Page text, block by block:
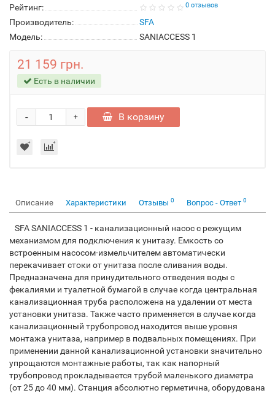
Рейтинг: 0 отзывов
Производитель:
SFA
Модель:
SANIACCESS 1
21 159 грн.
Есть в наличии
+
- В корзину
Описание Характеристики Отзывы 0 Вопрос - Ответ 0
SFA SANIACCESS 1 - канализационный насос с режущим
механизмом для подключения к унитазу. Емкость со
встроенным насосом-измельчителем автоматически
перекачивает стоки от унитаза после сливания воды.
Предназначена для принудительного отведения воды с
фекалиями и туалетной бумагой в случае когда центральная
канализационная труба расположена на удалении от места
установки унитаза. Также часто применяется в случае когда
канализационный трубопровод находится выше уровня
монтажа унитаза, например в подвальных помещениях. При
применении данной канализационной установки значительно
упрощаются монтажные работы, так как напорный
трубопровод прокладывается трубой маленького диаметра
(от 25 до 40 мм). Станция абсолютно герметична, оборудована